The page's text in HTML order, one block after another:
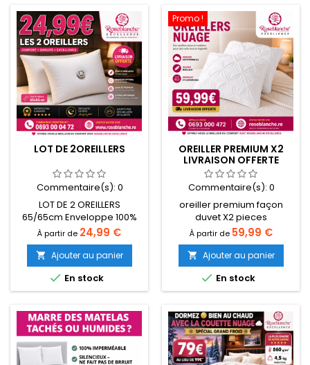
Idéales pour une utilisation
dans les spas, les salons
de beauté, les hôtels ou
tout autre environnement
professionnel, nos
serviettes de bain...
exceptionnel et à la tenue
impeccable, à mixer selon
vos envies. 100 % pur coton,
tissage serré 62 fils/cm² :
offrez-vous...
LOT DE 2OREILLERS
Commentaire(s): 0
LOT DE 2 OREILLERS
65/65cm Enveloppe 100%
cotonGarnissage
synthétique 1000 g
À partir de Prix
24,99 €
 Ajouter au panier
 En stock
Promo !
OREILLER PREMIUM X2
LIVRAISON OFFERTE
Commentaire(s): 0
oreiller premium façon
duvet X2 pieces
À partir de Prix
59,99 €
 Ajouter au panier
 En stock